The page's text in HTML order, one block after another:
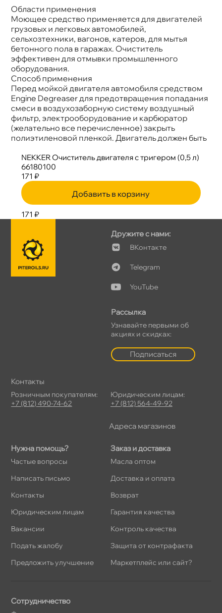
Области применения
Моющее средство применяется для двигателей
рузовых и легковых автомобилей,
сельхозтехники, вагонов, катеров, для мытья
етонного пола в гаражах. Очиститель
эффективен для отмывки промышленного
оборудования.
Способ применения
Перед мойкой двигателя автомобиля средством
Engine Degreaser для предотвращения попадания
смеси в воздухозаборную систему воздушный
фильтр, электрооборудование и карбюратор
(желательно все перечисленное) закрыть
полиэтиленовой пленкой. Двигатель должен быть
NEKKER Очиститель двигателя с тригером (0,5 л)
66180100
171 ₽
Добавить в корзину
171 ₽
Нужна помощь?
Частые вопросы
Написать письмо
Контакты
Юридическим лицам
акансии
Подать жалобу
Предложить улучшение
Заказ и доставка
Масла оптом
Доставка и оплата
озврат
Гарантия качества
Контроль качества
Защита от контрафакта
Маркетплейс или сайт?
Дружите с нами:
Контакте
Telegram
YouTube
Рассылка
Узнавайте первыми о
акциях и скидках:
Подписаться
Сотрудничество
Контакты
Розничным покупателям:
+7 (812) 490-74-62
Юридическим лицам:
+7 (812) 564-49-92
Адреса магазино